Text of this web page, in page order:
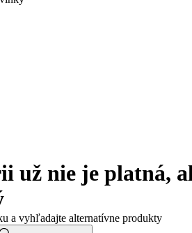
už nie je platná,
a vyhľadajte alternatívne produkty